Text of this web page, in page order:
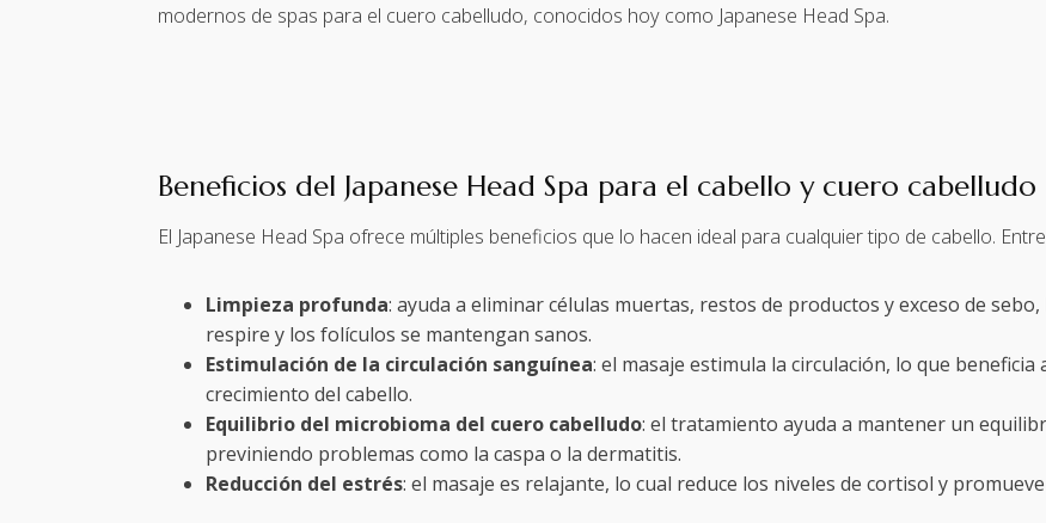
modernos de spas para el cuero cabelludo, conocidos hoy como Japanese Head Spa.
Beneficios del Japanese Head Spa para el cabello y cuero cabelludo
El Japanese Head Spa ofrece múltiples beneficios que lo hacen ideal para cualquier tipo de cabello.
Limpieza profunda: ayuda a eliminar células muertas, restos de productos y exceso de
respire y los folículos se mantengan sanos.
Estimulación de la circulación sanguínea: el masaje estimula la circulación, lo que
crecimiento del cabello.
Equilibrio del microbioma del cuero cabelludo: el tratamiento ayuda a mantener un
previniendo problemas como la caspa o la dermatitis.
Reducción del estrés: el masaje es relajante, lo cual reduce los niveles de cortisol y